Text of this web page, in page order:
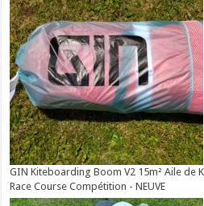
GIN Kiteboarding Boom V2 15m² Aile de
Race Course Compétition - NEUVE